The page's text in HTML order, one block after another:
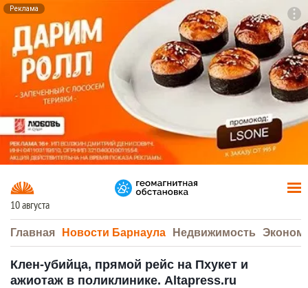
Реклама
10 августа
Главная Новости Барнаула Недвижимость
Клен-убийца, прямой рейс на Пхукет и
ажиотаж в поликлинике. Altapress.ru